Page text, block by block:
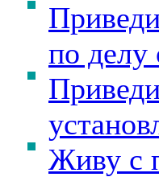
по делу
Живу с